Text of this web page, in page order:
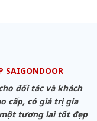
SAIGONDOOR
đối tác và khách
cấp, có giá trị gia
tương lai tốt đẹp